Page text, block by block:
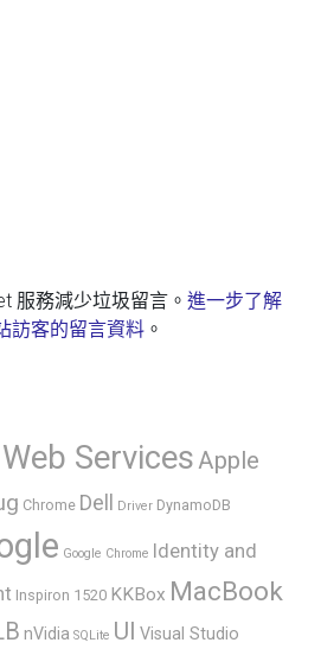
服務減少垃圾留言。 進一步了解
訪客的留言資料 。
Services Apple
Chrome Dell Driver DynamoDB
Google Chrome
Identity and
Inspiron 1520 KKBox MacBook
nVidia SQLite UI Visual Studio